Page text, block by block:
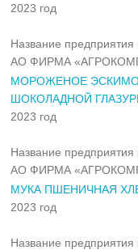
2023 год
Название предприятия
АО ФИРМА
МОРОЖЕНОЕ
ШОКОЛАДНОЙ
2023 год
Название предприятия
АО ФИРМА
МУКА ПШЕНИЧНАЯ
2023 год
Название предприятия